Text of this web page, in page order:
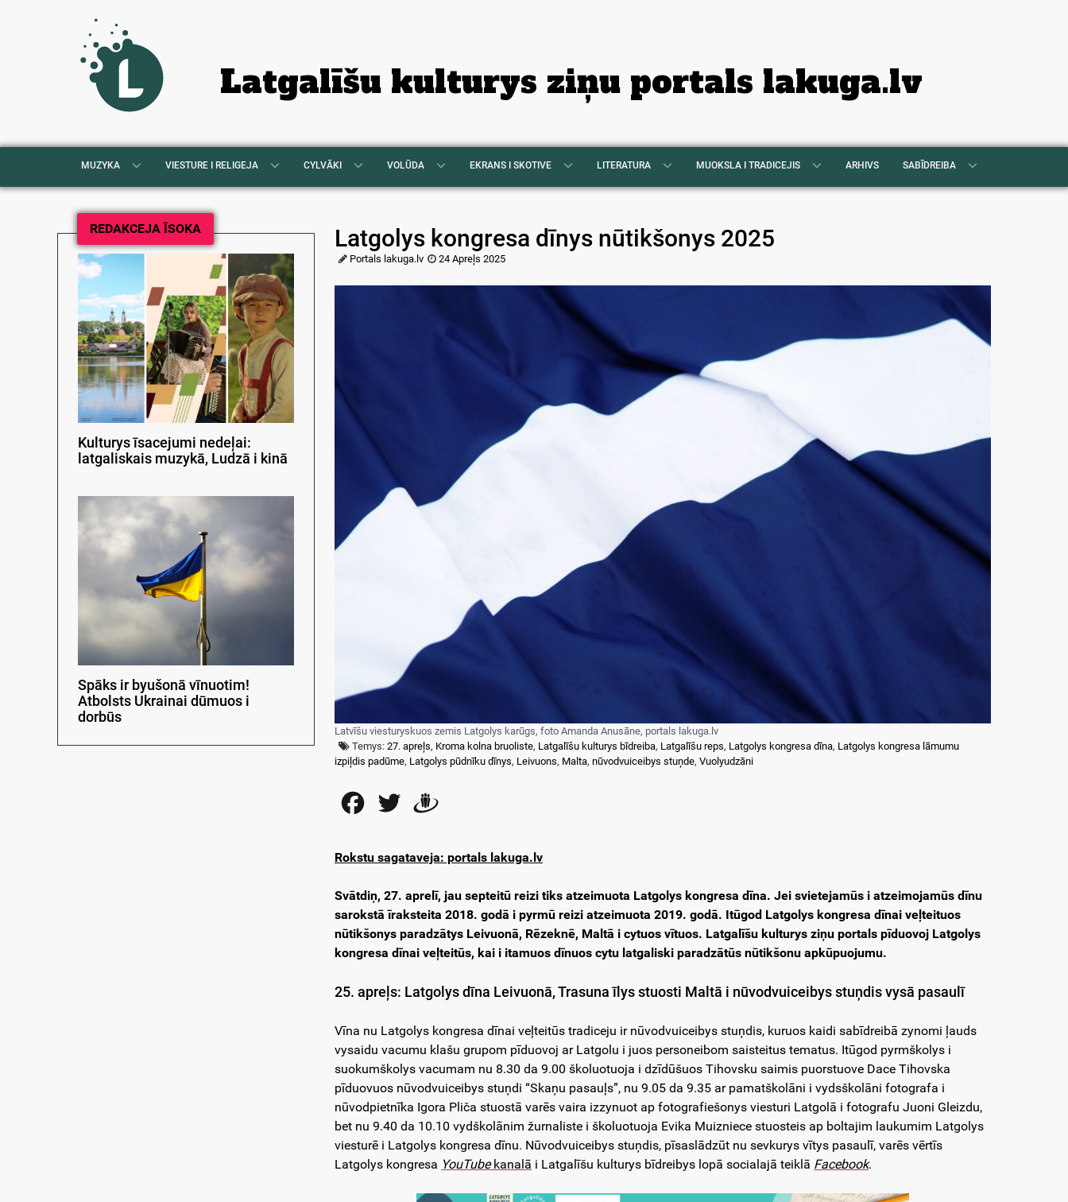
Latgalīšu kulturys ziņu portals lakuga.lv
MUZYKA VIESTURE I RELIGEJA CYLVĀKI VOLŪDA EKRANS I SKOTIVE LITERATURA MUOKSLA I TRADICEJIS ARHIVS SABĪDREIBA
REDAKCEJA ĪSOKA
Kulturys īsacejumi nedeļai:
latgaliskais muzykā, Ludzā i kinā
Spāks ir byušonā vīnuotim!
Atbolsts Ukrainai dūmuos i
dorbūs
Latgolys kongresa dīnys nūtikšonys 2025
Portals lakuga.lv 24 Apreļs 2025
Latvīšu viesturyskuos zemis Latgolys karūgs, foto Amanda Anusāne, portals lakuga.lv
Temys: 27. apreļs, Kroma kolna bruoliste, Latgalīšu kulturys bīdreiba, Latgalīšu reps, Latgolys kongresa dīna, Latgolys kongresa lāmumu
izpiļdis padūme, Latgolys pūdnīku dīnys, Leivuons, Malta, nūvodvuiceibys stuņde, Vuolyudzāni
FacebookTwitter
Rokstu sagataveja: portals lakuga.lv
Svātdiņ, 27. aprelī, jau septeitū reizi tiks atzeimuota Latgolys kongresa dīna. Jei svietejamūs i atzeimojamūs dīnu
sarokstā īraksteita 2018. godā i pyrmū reizi atzeimuota 2019. godā. Itūgod Latgolys kongresa dīnai veļteituos
nūtikšonys paradzātys Leivuonā, Rēzeknē, Maltā i cytuos vītuos. Latgalīšu kulturys ziņu portals pīduovoj Latgolys
kongresa dīnai veļteitūs, kai i itamuos dīnuos cytu latgaliski paradzātūs nūtikšonu apkūpuojumu.
25. apreļs: Latgolys dīna Leivuonā, Trasuna īlys stuosti Maltā i nūvodvuiceibys stuņdis vysā pasaulī
Vīna nu Latgolys kongresa dīnai veļteitūs tradiceju ir nūvodvuiceibys stuņdis, kuruos kaidi sabīdreibā zynomi ļauds
vysaidu vacumu klašu grupom pīduovoj ar Latgolu i juos personeibom saisteitus tematus. Itūgod pyrmškolys i
suokumškolys vacumam nu 8.30 da 9.00 školuotuoja i dzīdūšuos Tihovsku saimis puorstuove Dace Tihovska
pīduovuos nūvodvuiceibys stuņdi “Skaņu pasauļs”, nu 9.05 da 9.35 ar pamatškolāni i vydsškolāni fotografa i
nūvodpietnīka Igora Pliča stuostā varēs vaira izzynuot ap fotografiešonys viesturi Latgolā i fotografu Juoni Gleizdu,
bet nu 9.40 da 10.10 vydškolānim žurnaliste i školuotuoja Evika Muizniece stuosteis ap boltajim laukumim Latgolys
viesturē i Latgolys kongresa dīnu. Nūvodvuiceibys stuņdis, pīsaslādzūt nu sevkurys vītys pasaulī, varēs vērtīs
Latgolys kongresa YouTubekanalā i Latgalīšu kulturys bīdreibys lopā socialajā teiklā Facebook.